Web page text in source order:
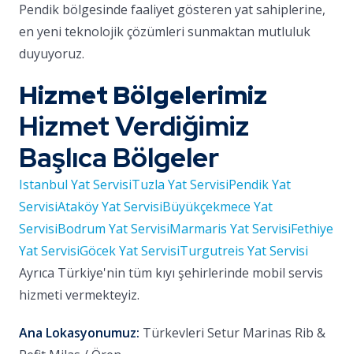
Pendik bölgesinde faaliyet gösteren yat sahiplerine,
en yeni teknolojik çözümleri sunmaktan mutluluk
duyuyoruz.
Hizmet Bölgelerimiz
Hizmet Verdiğimiz
Başlıca Bölgeler
Istanbul Yat ServisiTuzla Yat ServisiPendik Yat
ServisiAtaköy Yat ServisiBüyükçekmece Yat
ServisiBodrum Yat ServisiMarmaris Yat ServisiFethiye
Yat ServisiGöcek Yat ServisiTurgutreis Yat Servisi
Ayrıca Türkiye'nin tüm kıyı şehirlerinde mobil servis
hizmeti vermekteyiz.
Ana Lokasyonumuz: Türkevleri Setur Marinas Rib &